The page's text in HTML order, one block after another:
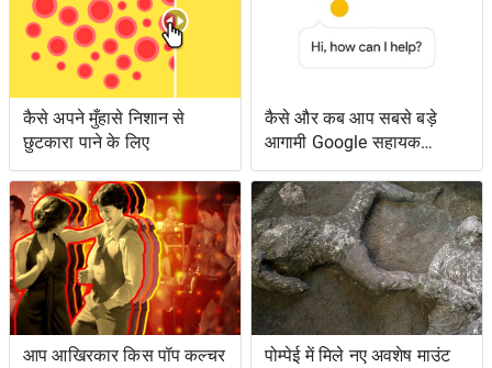
कैसे अपने मुँहासे निशान से
छुटकारा पाने के लिए
कैसे और कब आप सबसे बड़े
आगामी Google सहायक
सुविधाओं तक पहुँच सकते हैं
आप आखिरकार किस पॉप कल्चर
पोम्पेई में मिले नए अवशेष माउंट